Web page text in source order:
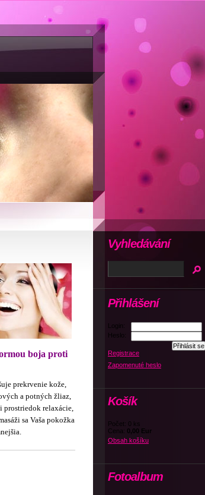
boja proti
prekrvenie kože,
a potných žliaz,
prostriedok relaxácie,
sa Vaša pokožka
Přihlášení
Login:
Heslo:
Registrace
Zapomenuté heslo
Košík
Počet: 0 ks
Cena: 0,00 Eur
Obsah košíku
Fotoalbum
Vyhledávání